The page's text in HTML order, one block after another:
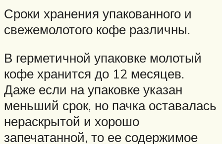
Сроки хранения упакованного и
свежемолотого кофе различны.
В герметичной упаковке молотый
кофе хранится до 12 месяцев.
Даже если на упаковке указан
меньший срок, но пачка оставалась
нераскрытой и хорошо
запечатанной, то ее содержимое